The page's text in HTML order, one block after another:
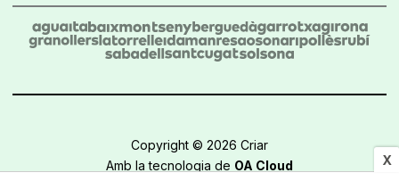
X
Copyright © 2026 Criar
Amb la tecnologia de OA Cloud